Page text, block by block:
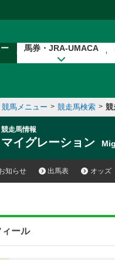
馬券・JRA-UMACA
競馬メニュー > 競走馬検索 > 競
競走馬情報
マイグレーション
知らせ 出馬表 オッズ
ール